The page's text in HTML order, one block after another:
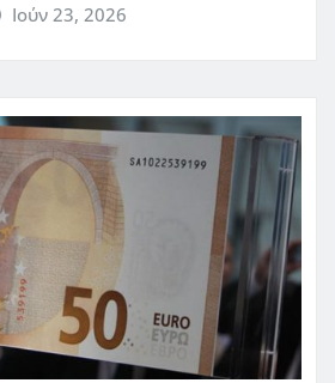
Ιούν 23, 2026